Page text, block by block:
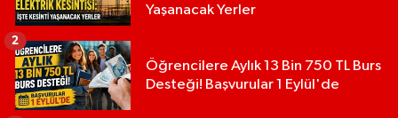
Yaşanacak Yerler
Öğrencilere Aylık 13 Bin 750 TL Burs
Desteği! Başvurular 1 Eylül'de
2